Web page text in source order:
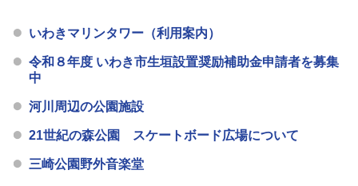
いわきマリンタワー（利用案内）
令和８年度 いわき市生垣設置奨励補助金申請者を募集
中
河川周辺の公園施設
21世紀の森公園 スケートボード広場について
三崎公園野外音楽堂